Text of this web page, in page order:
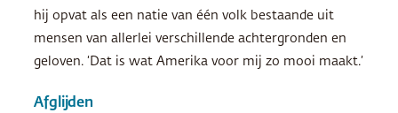
hij opvat als een natie van één volk bestaande uit
mensen van allerlei verschillende achtergronden en
geloven. ‘Dat is wat Amerika voor mij zo mooi maakt.’
Afglijden